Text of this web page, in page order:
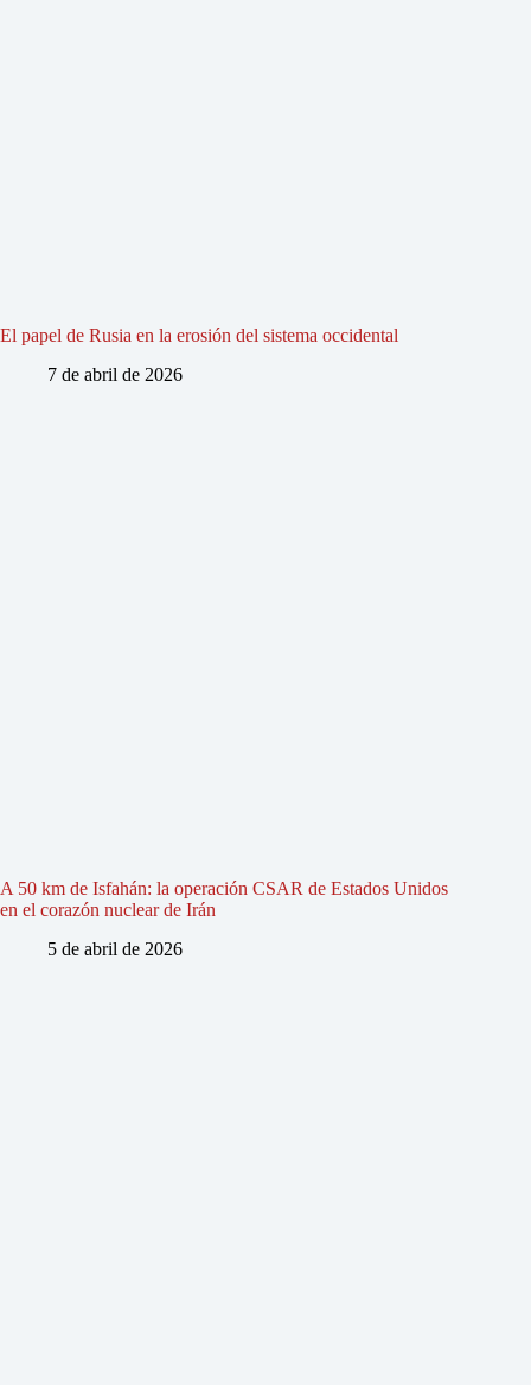
El papel de Rusia en la erosión del sistema occidental
7 de abril de 2026
A 50 km de Isfahán: la operación CSAR de Estados Unidos
en el corazón nuclear de Irán
5 de abril de 2026